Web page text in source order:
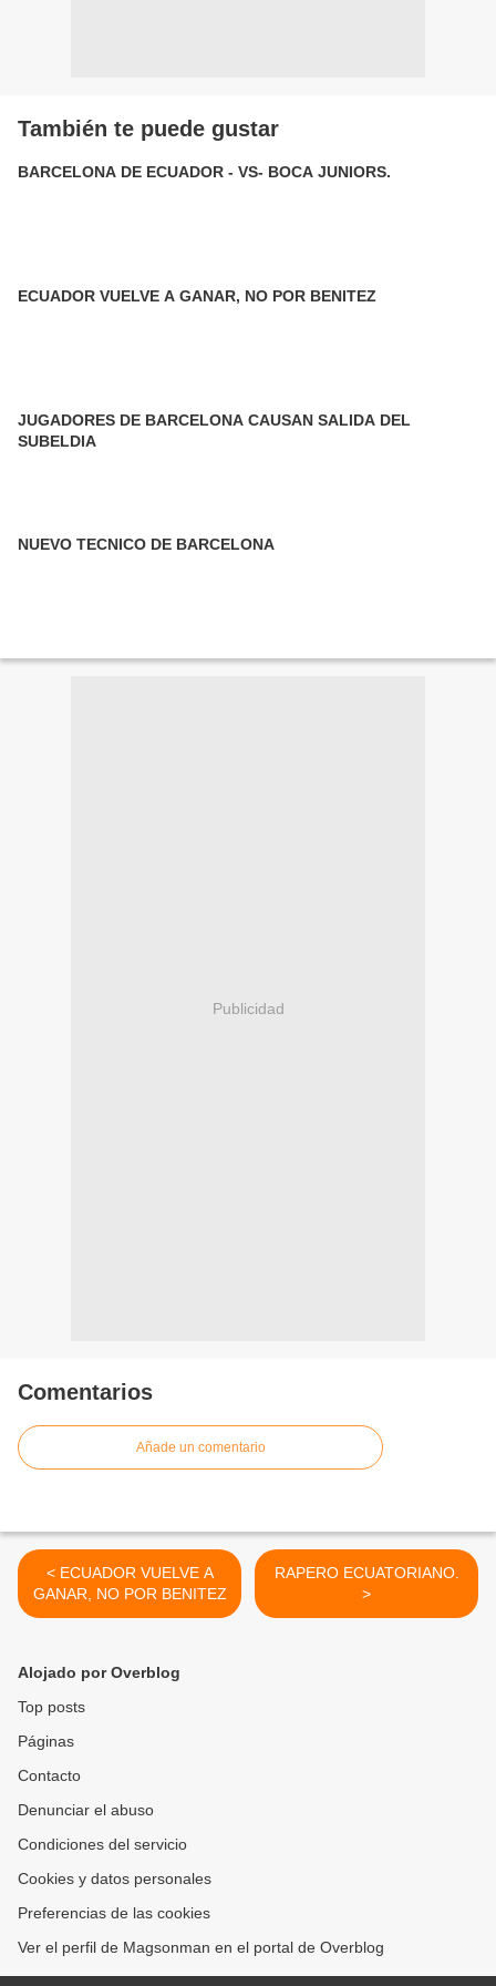
También te puede gustar
BARCELONA DE ECUADOR - VS- BOCA JUNIORS.
ECUADOR VUELVE A GANAR, NO POR BENITEZ
JUGADORES DE BARCELONA CAUSAN SALIDA DEL
SUBELDIA
NUEVO TECNICO DE BARCELONA
Publicidad
Comentarios
Añade un comentario
< ECUADOR VUELVE A
GANAR, NO POR BENITEZ
RAPERO ECUATORIANO.
>
Alojado por Overblog
Top posts
Páginas
Contacto
Denunciar el abuso
Condiciones del servicio
Cookies y datos personales
Preferencias de las cookies
Ver el perfil de Magsonman en el portal de Overblog